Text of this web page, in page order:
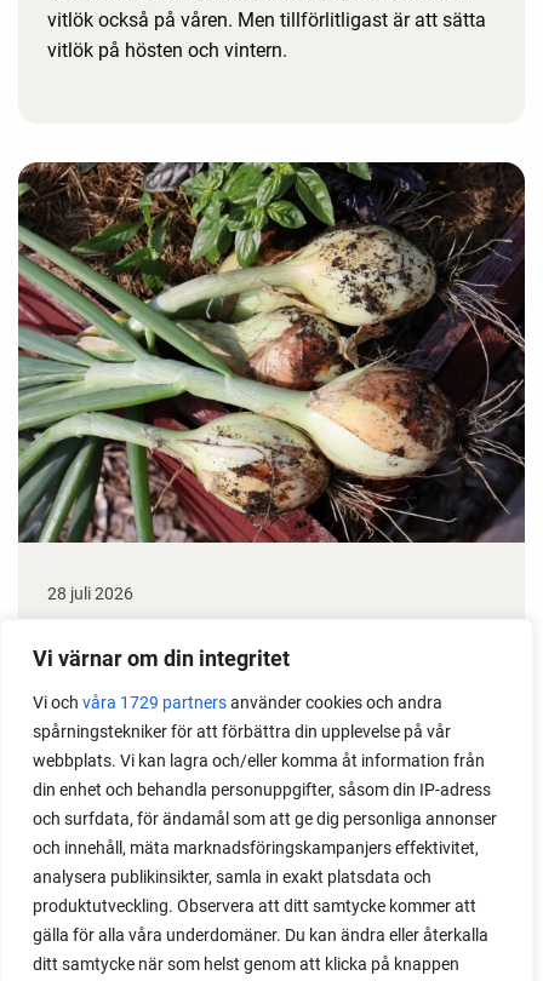
Vi värnar om din integritet
Vi och våra 1729 partnersanvänder cookies och andra
spårningstekniker för att förbättra din upplevelse på vår
webbplats. Vi kan lagra och/eller komma åt information från
din enhet och behandla personuppgifter, såsom din IP-adress
och surfdata, för ändamål som att ge dig personliga annonser
och innehåll, mäta marknadsföringskampanjers effektivitet,
analysera publikinsikter, samla in exakt platsdata och
produktutveckling. Observera att ditt samtycke kommer att
gälla för alla våra underdomäner. Du kan ändra eller återkalla
ditt samtycke när som helst genom att klicka på knappen
vitlök också på våren. Men tillförlitligast är att sätta
vitlök på hösten och vintern.
28 juli 2026
under säsongen och få tips om hur du sår, skolar
om, planterar och skördar egen lök.